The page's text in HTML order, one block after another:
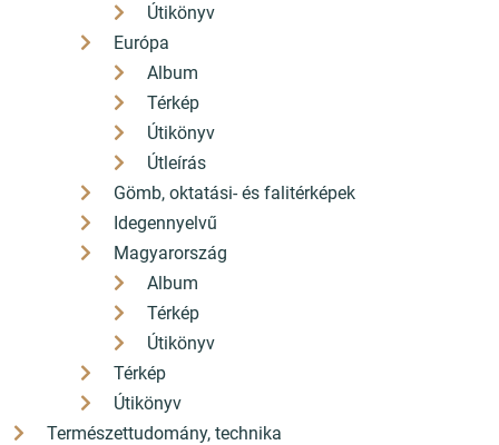
Útikönyv
Európa
Album
Térkép
Útikönyv
Útleírás
Gömb, oktatási- és falitérképek
Idegennyelvű
Magyarország
Album
Térkép
Útikönyv
Térkép
Útikönyv
Természettudomány, technika